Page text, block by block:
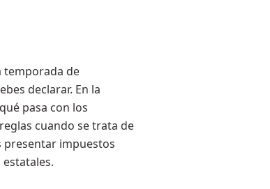
temporada de
declarar. En la
pasa con los
cuando se trata de
presentar impuestos